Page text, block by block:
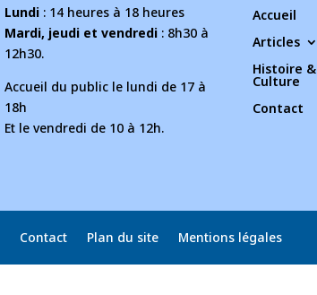
Lundi : 14 heures à 18 heures
Mardi, jeudi et vendredi : 8h30 à
12h30.
Accueil du public le lundi de 17 à
18h
Et le vendredi de 10 à 12h.
Accueil
Articles
Histoire &
Culture
Contact
Contact Plan du site Mentions légales